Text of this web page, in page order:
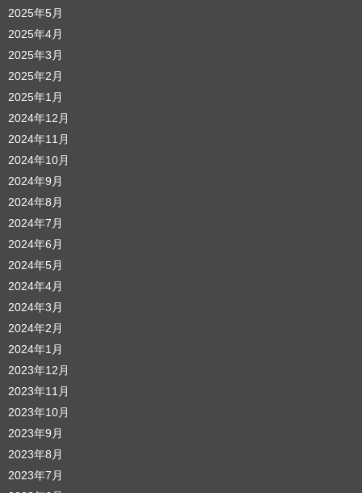
2025年5月
2025年4月
2025年3月
2025年2月
2025年1月
2024年12月
2024年11月
2024年10月
2024年9月
2024年8月
2024年7月
2024年6月
2024年5月
2024年4月
2024年3月
2024年2月
2024年1月
2023年12月
2023年11月
2023年10月
2023年9月
2023年8月
2023年7月